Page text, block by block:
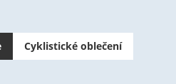
Cyklistické oblečení